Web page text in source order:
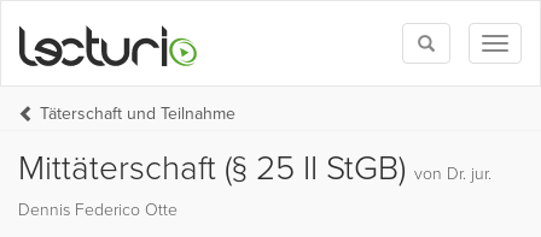
Toggle
search
Täterschaft und Teilnahme
Mittäterschaft (§ 25 II StGB) von Dr. jur.
Dennis Federico Otte